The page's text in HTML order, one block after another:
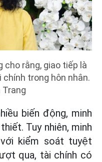
cho rằng, giao tiếp là
trong hôn nhân.
Trang
biến động, minh
Tuy nhiên, minh
kiểm soát tuyệt
qua, tài chính có